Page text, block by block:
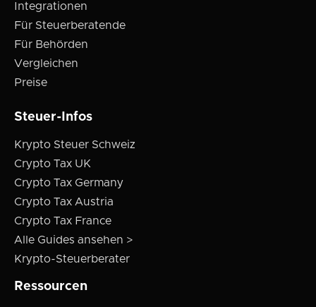
Integrationen
Für Steuerberatende
Für Behörden
Vergleichen
Preise
Steuer-Infos
Krypto Steuer Schweiz
Crypto Tax UK
Crypto Tax Germany
Crypto Tax Austria
Crypto Tax France
Alle Guides ansehen >
Krypto-Steuerberater
Ressourcen